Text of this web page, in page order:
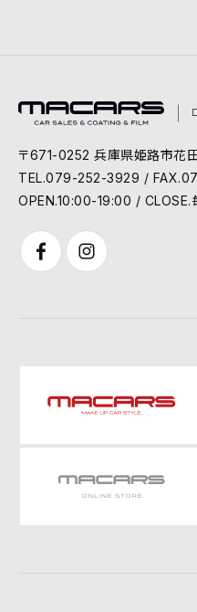
〒671-0252 兵庫県姫路市花
TEL.079-252-3929 /
OPEN.10:00-19:00 / CLOSE.